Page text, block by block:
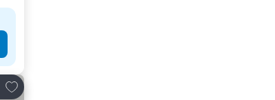
Añadir a favoritos